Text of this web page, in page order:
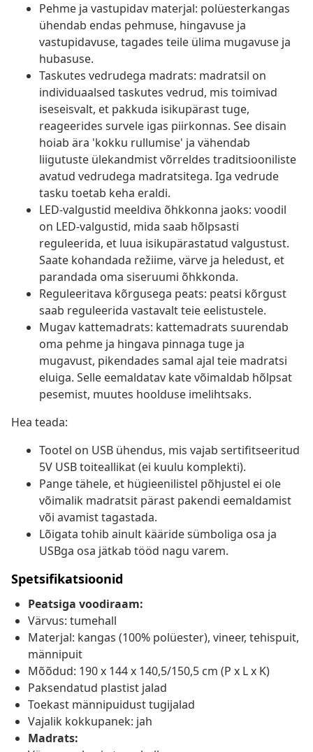
Pehme ja vastupidav materjal: polüesterkangas
ühendab endas pehmuse, hingavuse ja
vastupidavuse, tagades teile ülima mugavuse ja
hubasuse.
Taskutes vedrudega madrats: madratsil on
individuaalsed taskutes vedrud, mis toimivad
iseseisvalt, et pakkuda isikupärast tuge,
reageerides survele igas piirkonnas. See disain
hoiab ära 'kokku rullumise' ja vähendab
liigutuste ülekandmist võrreldes traditsiooniliste
avatud vedrudega madratsitega. Iga vedrude
tasku toetab keha eraldi.
LED-valgustid meeldiva õhkkonna jaoks: voodil
on LED-valgustid, mida saab hõlpsasti
reguleerida, et luua isikupärastatud valgustust.
Saate kohandada režiime, värve ja heledust, et
parandada oma siseruumi õhkkonda.
Reguleeritava kõrgusega peats: peatsi kõrgust
saab reguleerida vastavalt teie eelistustele.
Mugav kattemadrats: kattemadrats suurendab
oma pehme ja hingava pinnaga tuge ja
mugavust, pikendades samal ajal teie madratsi
eluiga. Selle eemaldatav kate võimaldab hõlpsat
pesemist, muutes hoolduse imelihtsaks.
Hea teada:
Tootel on USB ühendus, mis vajab sertifitseeritud
5V USB toiteallikat (ei kuulu komplekti).
Pange tähele, et hügieenilistel põhjustel ei ole
võimalik madratsit pärast pakendi eemaldamist
või avamist tagastada.
Lõigata tohib ainult kääride sümboliga osa ja
USBga osa jätkab tööd nagu varem.
Spetsifikatsioonid
Peatsiga voodiraam:
Värvus: tumehall
Materjal: kangas (100% polüester), vineer, tehispuit,
männipuit
Mõõdud: 190 x 144 x 140,5/150,5 cm (P x L x K)
Paksendatud plastist jalad
Toekast männipuidust tugijalad
Vajalik kokkupanek: jah
Madrats: